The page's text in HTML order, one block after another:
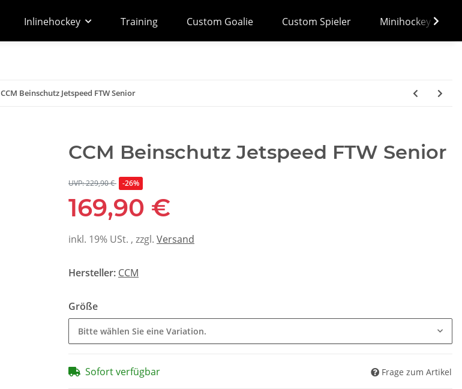
Inlinehockey Training Custom Goalie Custom Spieler Minihockey
CCM Beinschutz Jetspeed FTW Senior
CCM Beinschutz Jetspeed FTW Senior
UVP: 229,90 € -26%
169,90 €
inkl. 19% USt. , zzgl. Versand
Hersteller: CCM
Größe
Bitte wählen Sie eine Variation.
Sofort verfügbar Frage zum Artikel